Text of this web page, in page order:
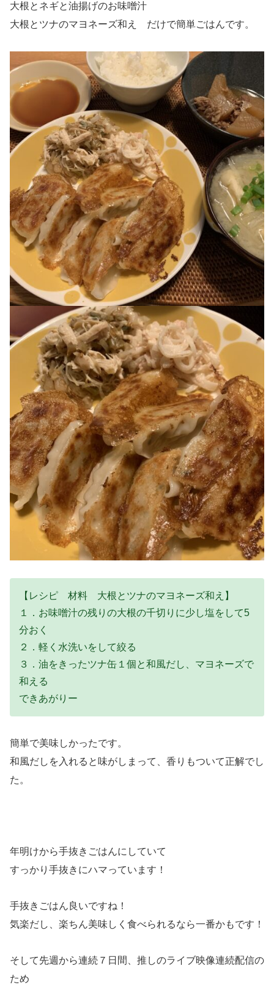
大根とネギと油揚げのお味噌汁
大根とツナのマヨネーズ和え だけで簡単ごはんです。
【レシピ 材料 大根とツナのマヨネーズ和え】
１．お味噌汁の残りの大根の千切りに少し塩をして5
分おく
２．軽く水洗いをして絞る
３．油をきったツナ缶１個と和風だし、マヨネーズで
和える
できあがりー
簡単で美味しかったです。
和風だしを入れると味がしまって、香りもついて正解でし
た。
年明けから手抜きごはんにしていて
すっかり手抜きにハマっています！
手抜きごはん良いですね！
気楽だし、楽ちん美味しく食べられるなら一番かもです！
そして先週から連続７日間、推しのライブ映像連続配信の
ため